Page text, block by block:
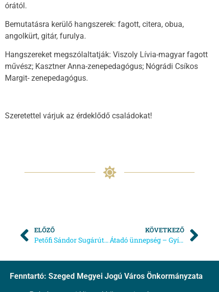
órától.
Bemutatásra kerülő hangszerek: fagott, citera, obua,
angolkürt, gitár, furulya.
Hangszereket megszólaltatják: Viszoly Lívia-magyar fagott
művész; Kasztner Anna-zenepedagógus; Nógrádi Csíkos
Margit- zenepedagógus.
Szeretettel várjuk az érdeklődő családokat!
ELŐZŐ
Petőfi Sándor Sugárúti Bölcsőde: Térítési díj befizetésének időpontjai 2020. évben
KÖVETKEZŐ
Átadó ünnepség – Gyík Utcai Bölcsőde
Fenntartó: Szeged Megyei Jogú Város Önkormányzata